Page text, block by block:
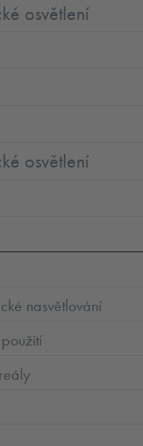
osvětlení
osvětlení
nasvětlování